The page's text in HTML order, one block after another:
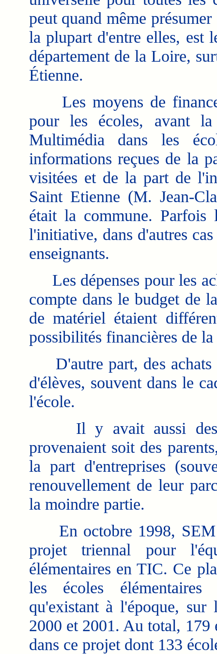
peut quand même
la plupart d'entre elles, est
département de la Loire,
Étienne.
Les moyens de
pour les écoles, avant
Multimédia dans les
informations reçues de la
visitées et de la part de
Saint Etienne (M. Jean-
était la commune.
l'initiative, dans d'autres
enseignants.
Les dépenses pour les
compte dans le budget de
de matériel étaient
possibilités financières de
D'autre part, des achats
d'élèves, souvent dans le
l'école.
Il y avait aussi des
provenaient soit des
la part d'entreprises
renouvellement de leur
la moindre partie.
En octobre 1998, SEM
projet triennal pour
élémentaires en TIC. Ce
les écoles
qu'existant à l'époque, sur
2000 et 2001. Au total, 179
dans ce projet dont 133